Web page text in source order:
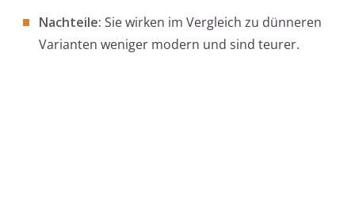
Nachteile: Sie wirken im Vergleich zu dünneren
Varianten weniger modern und sind teurer.